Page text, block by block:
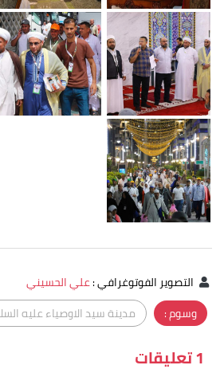
التصوير الفوتوغرافي:علي الحسيني
وسوم :
مدينة سيد الاوصياء عليه
1 تعليقات